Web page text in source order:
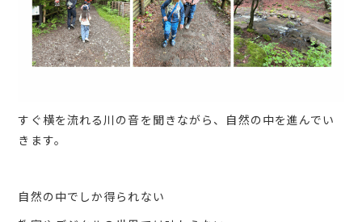
すぐ横を流れる川の音を聞きながら、自然の中を進んでい
きます。
自然の中でしか得られない